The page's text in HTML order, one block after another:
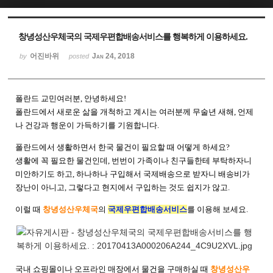
창녕성산우체국의 국제우편합배송서비스를 행복하게 이용하세요.
by 어진바위 posted Jan 24, 2018
폴란드 교민여러분, 안녕하세요!
폴란드에서 새로운 삶을 개척하고 계시는 여러분께 무술년 새해, 언제
나 건강과 행운이 가득하기를 기원합니다.
폴란드에서 생활하면서 한국 물건이 필요할 때 어떻게 하세요?
생활에 꼭 필요한 물건인데, 번번이 가족이나 친구들한테 부탁하자니
미안하기도 하고, 하나하나 구입해서 국제배송으로 받자니 배송비가
장난이 아니고, 그렇다고 현지에서 구입하는 것도 쉽지가 않고.
이럴 때 창녕성산우체국의 국제우편합배송서비스를 이용해 보세요.
국내 쇼핑몰이나 오프라인 매장에서 물건을 구매하실 때 창녕성산우
Sketchbook5, 스케치북5